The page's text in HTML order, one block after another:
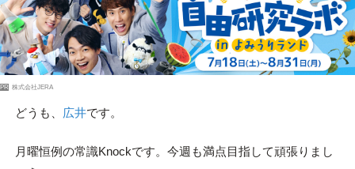
PR 株式会社JERA
どうも、 広井です。
月曜恒例の常識Knockです。今週も満点目指して頑張りまし